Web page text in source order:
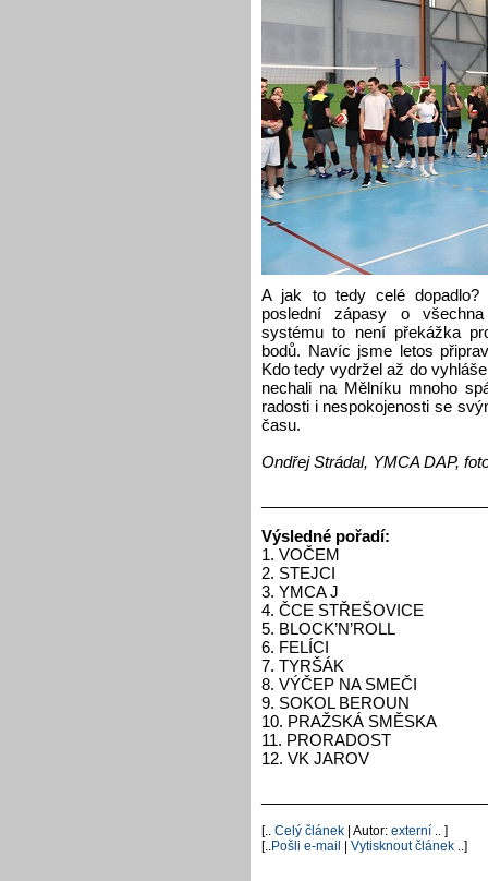
A jak to tedy celé dopadlo?
poslední zápasy o
systému to není překážka
bodů. Navíc jsme letos
Kdo tedy vydržel až do
nechali na Mělníku mnoho
radosti i nespokojenosti se
času.
Ondřej Strádal, YMCA DAP,
Výsledné pořadí:
1. VOČEM
2. STEJCI
3. YMCA J
4. ČCE STŘEŠOVICE
5. BLOCK’N’ROLL
6. FELÍCI
7. TYRŠÁK
8. VÝČEP NA SMEČI
9. SOKOL BEROUN
10. PRAŽSKÁ SMĚSKA
11. PRORADOST
12. VK JAROV
[.. Celý článek | Autor: externí .. ]
[.. Pošli e-mail | Vytisknout článek ..]